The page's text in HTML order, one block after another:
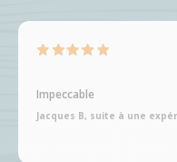
Impeccable
Jacques B, suite à une